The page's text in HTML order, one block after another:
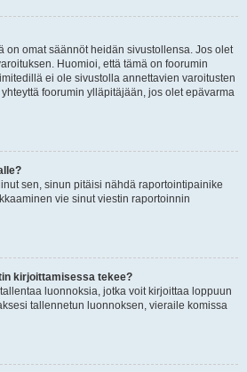
on omat säännöt heidän sivustollensa. Jos olet
Huomioi, että tämä on foorumin
ei ole sivustolla annettavien varoitusten
foorumin ylläpitäjään, jos olet epävarma
sen, sinun pitäisi nähdä raportointipainike
vie sinut viestin raportoinnin
kirjoittamisessa tekee?
luonnoksia, jotka voit kirjoittaa loppuun
tallennetun luonnoksen, vieraile komissa